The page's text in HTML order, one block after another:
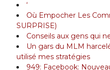
‘
Où Empocher Les
SURPRISE)
Conseils aux gens qui
Un gars du MLM
utilisé mes stratégies
949: Facebook: